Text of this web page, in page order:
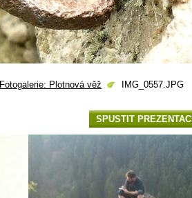
Fotogalerie: Plotnová věž IMG_0557.JPG
SPUSTIT PREZENTACI